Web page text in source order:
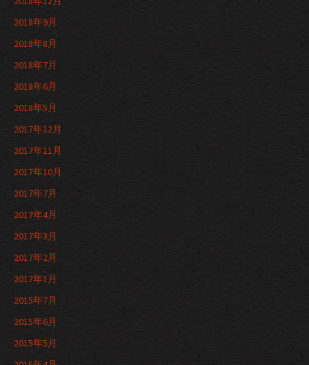
2018年9月
2018年8月
2018年7月
2018年6月
2018年5月
2017年12月
2017年11月
2017年10月
2017年7月
2017年4月
2017年3月
2017年2月
2017年1月
2015年7月
2015年6月
2015年5月